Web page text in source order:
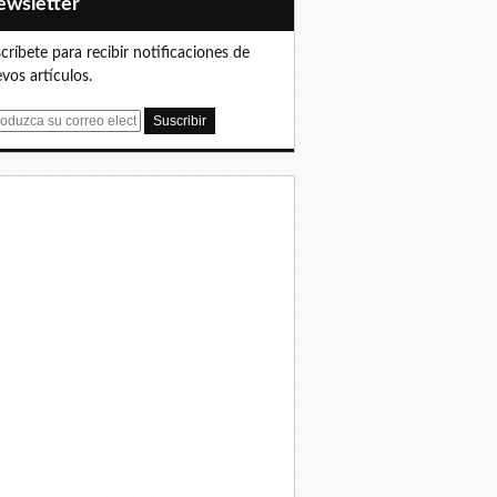
para recibir notificaciones de
artículos.